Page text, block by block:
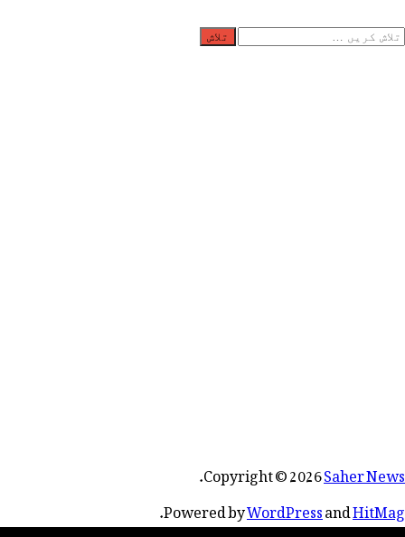
تلاش
Copyright © 2026Saher News
.
Powered byWordPressandHitMag
.